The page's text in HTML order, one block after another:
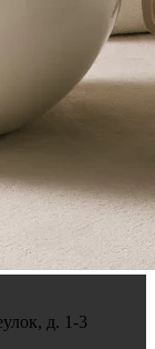
д. 1-3